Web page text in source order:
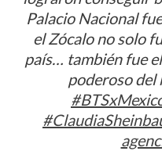
Palacio Nacional
el Zócalo no solo
país… también fue
poderoso del